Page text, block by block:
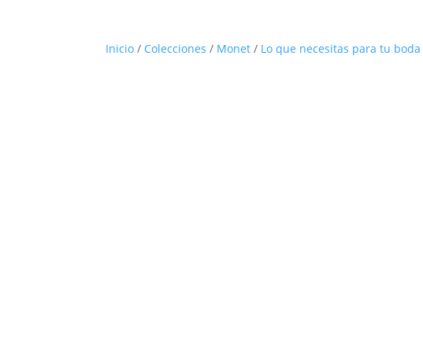
Inicio / Colecciones / Monet / Lo que necesitas para tu boda